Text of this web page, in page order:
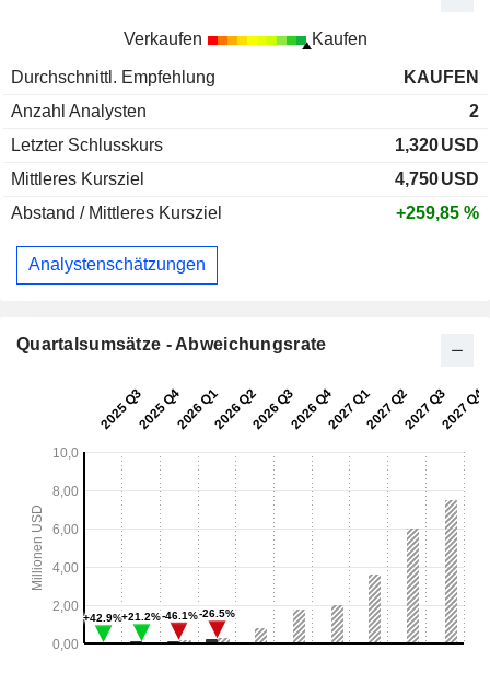
Verkaufen Kaufen
Durchschnittl. Empfehlung
KAUFEN
Anzahl Analysten
2
Letzter Schlusskurs
1,320USD
Mittleres Kursziel
4,750USD
Abstand / Mittleres Kursziel
+259,85 %
Analystenschätzungen
Quartalsumsätze - Abweichungsrate